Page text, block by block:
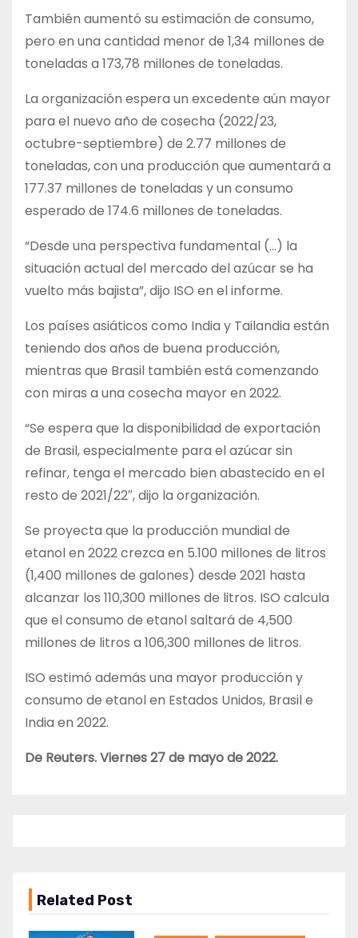
También aumentó su estimación de consumo,
pero en una cantidad menor de 1,34 millones de
toneladas a 173,78 millones de toneladas.
La organización espera un excedente aún mayor
para el nuevo año de cosecha (2022/23,
octubre-septiembre) de 2.77 millones de
toneladas, con una producción que aumentará a
177.37 millones de toneladas y un consumo
esperado de 174.6 millones de toneladas.
“Desde una perspectiva fundamental (…) la
situación actual del mercado del azúcar se ha
vuelto más bajista”, dijo ISO en el informe.
Los países asiáticos como India y Tailandia están
teniendo dos años de buena producción,
mientras que Brasil también está comenzando
con miras a una cosecha mayor en 2022.
“Se espera que la disponibilidad de exportación
de Brasil, especialmente para el azúcar sin
refinar, tenga el mercado bien abastecido en el
resto de 2021/22″, dijo la organización.
Se proyecta que la producción mundial de
etanol en 2022 crezca en 5.100 millones de litros
(1,400 millones de galones) desde 2021 hasta
alcanzar los 110,300 millones de litros. ISO calcula
que el consumo de etanol saltará de 4,500
millones de litros a 106,300 millones de litros.
ISO estimó además una mayor producción y
consumo de etanol en Estados Unidos, Brasil e
India en 2022.
De Reuters. Viernes 27 de mayo de 2022.
Related Post